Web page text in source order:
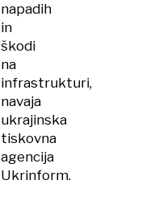
napadih
in
škodi
na
infrastrukturi,
navaja
ukrajinska
tiskovna
agencija
Ukrinform.